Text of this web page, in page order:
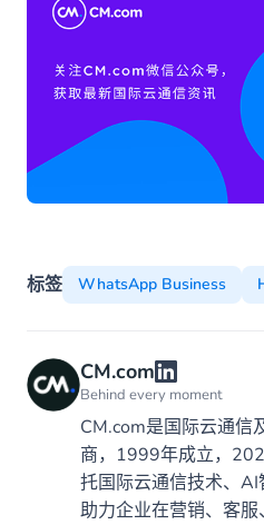
标签 WhatsApp Business
CM.com
Behind every moment
CM.com是国际云通信
商，1999年成立，
托国际云通信技术、AI
助力企业在营销、客